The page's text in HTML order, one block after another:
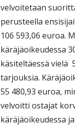
velvoitetaan
perusteella
106 593,06 euroa.
käräjäoikeudessa
käsiteltäessä vielä
tarjouksia.
55 480,93 euroa,
velvoitti ostajat
käräjäoikeudessa